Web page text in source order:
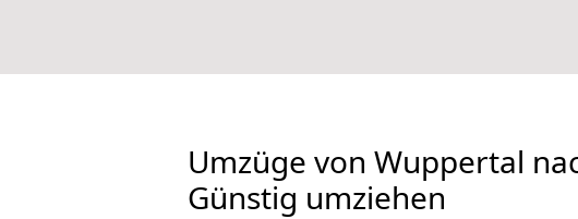
Umzüge von Wuppertal
Günstig umziehen